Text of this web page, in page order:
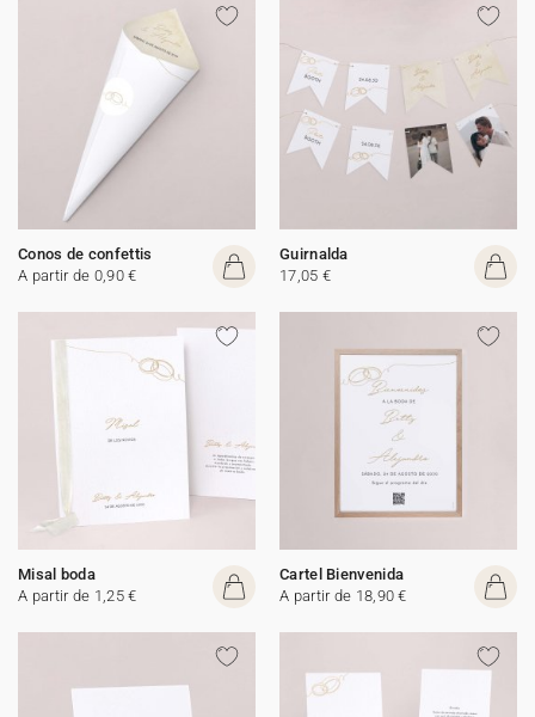
Conos de confettis
A partir de 0,90 €
Guirnalda
17,05 €
Misal boda
A partir de 1,25 €
Cartel Bienvenida
A partir de 18,90 €